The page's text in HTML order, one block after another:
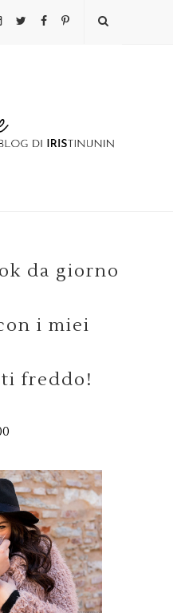
da giorno
i miei
freddo!